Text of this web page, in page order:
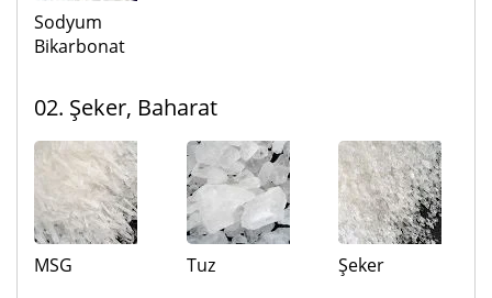
Sodyum
Bikarbonat
02. Şeker, Baharat
MSG Tuz Şeker